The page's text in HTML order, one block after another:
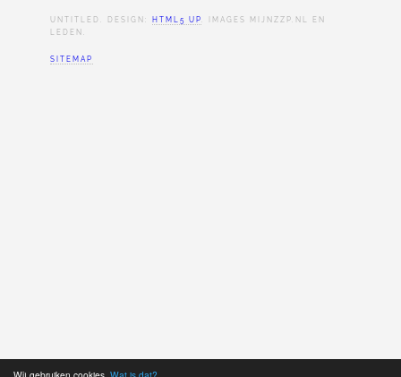
UNTITLED. DESIGN: HTML5 UP. IMAGES MIJNZZP.NL EN
LEDEN.
SITEMAP